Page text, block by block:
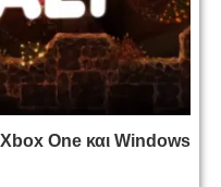
One και Windows